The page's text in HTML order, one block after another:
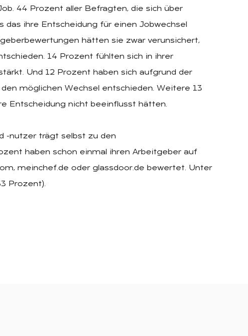
44 Prozent aller Befragten, die sich über
ihre Entscheidung für einen Jobwechsel
hätten sie zwar verunsichert,
14 Prozent fühlten sich in ihrer
Und 12 Prozent haben sich aufgrund der
möglichen Wechsel entschieden. Weitere 13
Entscheidung nicht beeinflusst hätten.
-nutzer trägt selbst zu den
haben schon einmal ihren Arbeitgeber auf
meinchef.de oder glassdoor.de bewertet. Unter
Prozent).